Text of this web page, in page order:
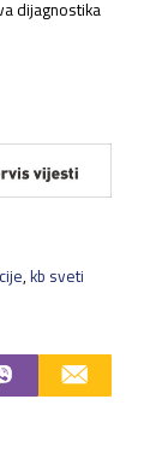
dijagnostika
,kb sveti